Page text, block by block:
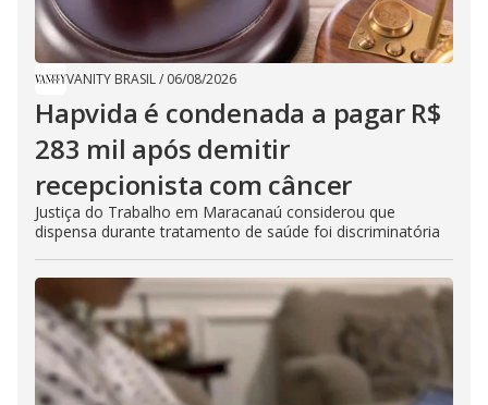
VANITY BRASIL/ 06/08/2026
Hapvida é condenada a pagar R$
283 mil após demitir
recepcionista com câncer
Justiça do Trabalho em Maracanaú considerou que
dispensa durante tratamento de saúde foi discriminatória